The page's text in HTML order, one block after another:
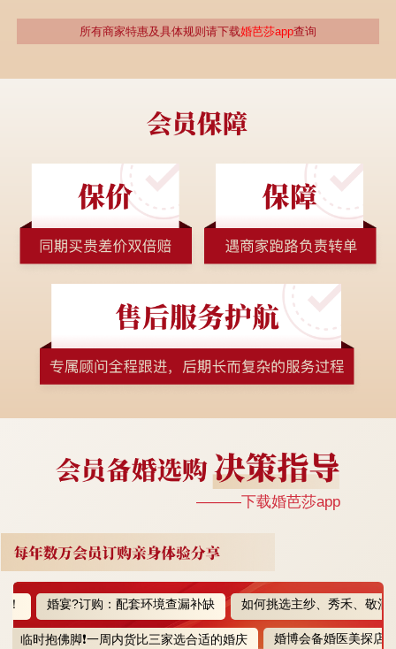
所有商家特惠及具体规则请下载婚芭莎app查询
———下载婚芭莎app
婚宴?订购：配套环境查漏补缺 如何挑选主纱、秀禾、敬酒服、
时抱佛脚❗️一周内货比三家选合适的婚庆 婚博会备婚医美探店体验